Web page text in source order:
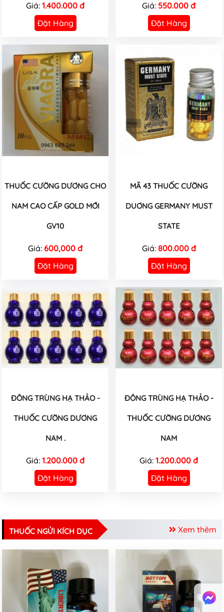
Giá: 1.400.000 đ
Đặt Hàng
Giá: 550.000 đ
Đặt Hàng
THUỐC CƯỜNG DƯƠNG CHO
NAM CAO CẤP GOLD MỚI
GV10
Giá: 600,000 đ
Đặt Hàng
MÃ 43 THUỐC CƯỜNG
DUƠNG GERMANY MUST
STATE
Giá: 800.000 đ
Đặt Hàng
ĐÔNG TRÙNG HẠ THẢO -
THUỐC CƯỜNG DƯƠNG
NAM .
Giá: 1.200.000 đ
Đặt Hàng
ĐÔNG TRÙNG HẠ THẢO -
THUỐC CƯỜNG DƯƠNG
NAM
Giá: 1.200.000 đ
Đặt Hàng
Xem thêm
THUỐC NGỬI KÍCH DỤC